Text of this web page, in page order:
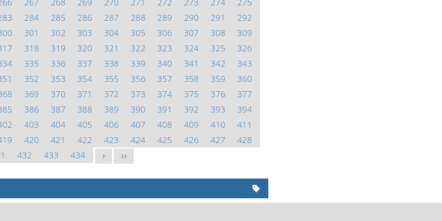
284 285 286 287 288 289 290 291
292
301 302 303 304 305 306 307 308
309
318 319 320 321 322 323 324 325
326
335 336 337 338 339 340 341 342
343
352 353 354 355 356 357 358 359
360
369 370 371 372 373 374 375 376
377
386 387 388 389 390 391 392 393
394
403 404 405 406 407 408 409 410
411
420 421 422 423 424 425 426 427
428
432 433 434 > >>